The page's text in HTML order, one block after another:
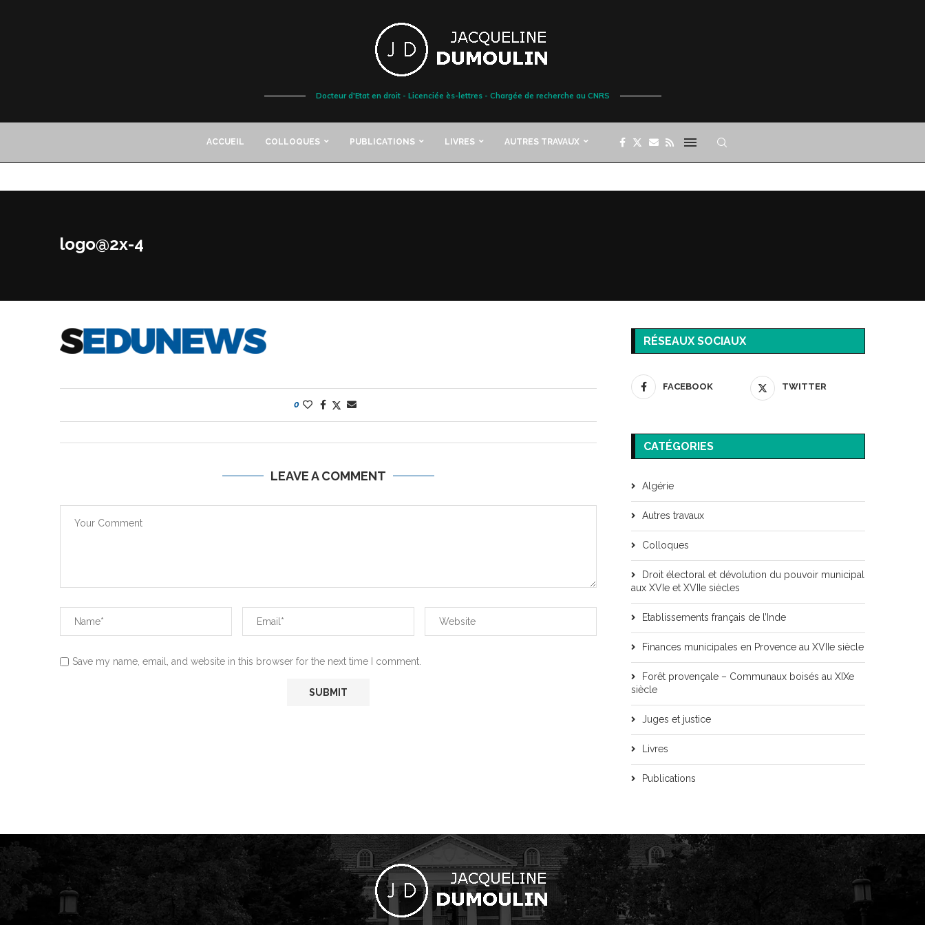
Docteur d'Etat en droit - Licenciée ès-lettres - Chargée de recherche au CNRS
ACCUEIL COLLOQUES PUBLICATIONS LIVRES AUTRES TRAVAUX
logo@2x-4
0
LEAVE A COMMENT
Save my name, email, and website in this browser for the next time I comment.
RÉSEAUX SOCIAUX
FACEBOOK TWITTER
CATÉGORIES
Algérie
Autres travaux
Colloques
Droit électoral et dévolution du pouvoir municipal
aux XVIe et XVIIe siècles
Etablissements français de l’Inde
Finances municipales en Provence au XVIIe siècle
Forêt provençale – Communaux boisés au XIXe
siècle
Juges et justice
Livres
Publications